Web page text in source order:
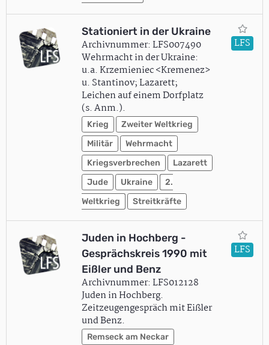
Stationiert in der Ukraine
Archivnummer: LFS007490
Wehrmacht in der Ukraine:
u.a. Krzemieniec <Kremenez>
u. Stantinov; Lazarett;
Leichen auf einem Dorfplatz
(s. Anm.).
Krieg
Zweiter Weltkrieg
Militär
Wehrmacht
Kriegsverbrechen
Lazarett
Jude
Ukraine
2.
Weltkrieg
Streitkräfte
LFS
Juden in Hochberg -
Gesprächskreis 1990 mit
Eißler und Benz
Archivnummer: LFS012128
Juden in Hochberg.
Zeitzeugengespräch mit Eißler
und Benz.
Remseck am Neckar
LFS